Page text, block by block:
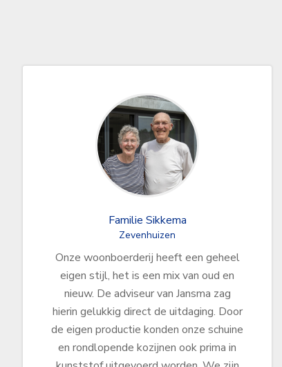
Familie Sikkema
Zevenhuizen
Onze woonboerderij heeft een geheel
eigen stijl, het is een mix van oud en
nieuw. De adviseur van Jansma zag
hierin gelukkig direct de uitdaging. Door
de eigen productie konden onze schuine
en rondlopende kozijnen ook prima in